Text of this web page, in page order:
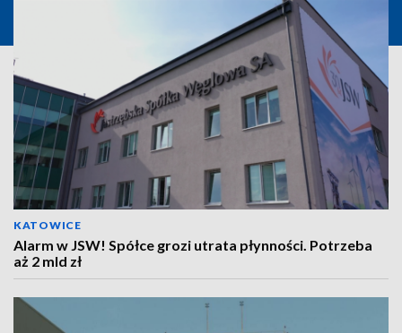
KATOWICE
Alarm w JSW! Spółce grozi utrata płynności. Potrzeba
aż 2 mld zł